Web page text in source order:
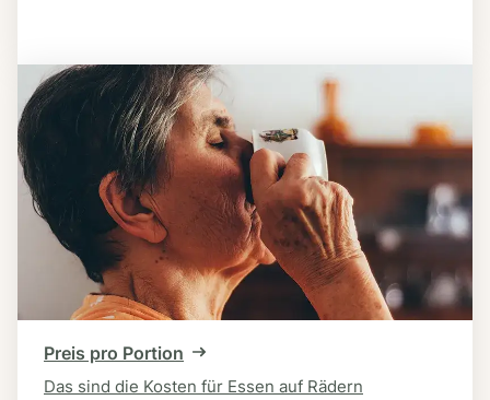
Preis pro Portion
Das sind die Kosten für Essen auf Rädern